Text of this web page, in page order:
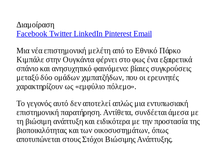
Διαμοίραση
Facebook Twitter LinkedIn Pinterest Email
Μια νέα επιστημονική μελέτη από το Εθνικό Πάρκο
Κιμπάλε στην Ουγκάντα φέρνει στο φως ένα εξαιρετικά
σπάνιο και ανησυχητικό φαινόμενο: βίαιες συγκρούσεις
μεταξύ δύο ομάδων χιμπατζήδων, που οι ερευνητές
χαρακτηρίζουν ως «εμφύλιο πόλεμο».
Το γεγονός αυτό δεν αποτελεί απλώς μια εντυπωσιακή
επιστημονική παρατήρηση. Αντίθετα, συνδέεται άμεσα με
τη βιώσιμη ανάπτυξη και ειδικότερα με την προστασία της
βιοποικιλότητας και των οικοσυστημάτων, όπως
αποτυπώνεται στους Στόχοι Βιώσιμης Ανάπτυξης.